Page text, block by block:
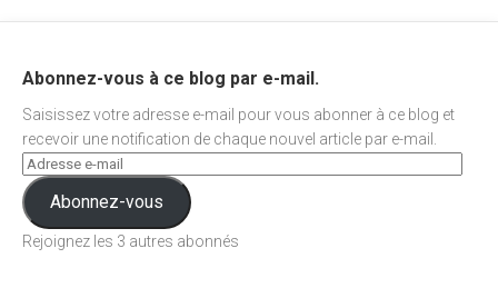
Abonnez-vous à ce blog par e-mail.
Saisissez votre adresse e-mail pour vous abonner à ce blog et
recevoir une notification de chaque nouvel article par e-mail.
Abonnez-vous
Rejoignez les 3 autres abonnés